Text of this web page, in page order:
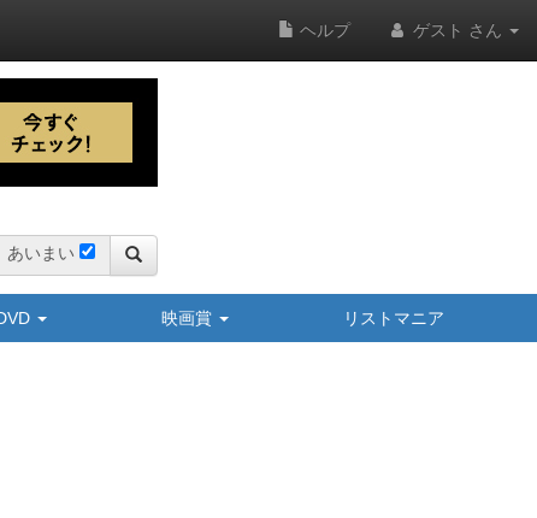
ヘルプ ゲスト さん
あいまい
映画賞 リストマニア